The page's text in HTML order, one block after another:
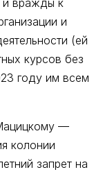
и вражды к
и
(ей
курсов без
году им всем
—
колонии
запрет на